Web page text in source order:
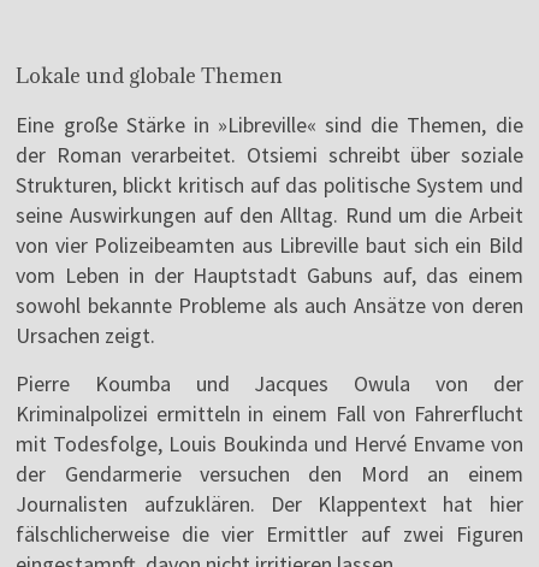
Lokale und globale Themen
Eine große Stärke in »Libreville« sind die Themen, die
der Roman verarbeitet. Otsiemi schreibt über soziale
Strukturen, blickt kritisch auf das politische System und
seine Auswirkungen auf den Alltag. Rund um die Arbeit
von vier Polizeibeamten aus Libreville baut sich ein Bild
vom Leben in der Hauptstadt Gabuns auf, das einem
sowohl bekannte Probleme als auch Ansätze von deren
Ursachen zeigt.
Pierre Koumba und Jacques Owula von der
Kriminalpolizei ermitteln in einem Fall von Fahrerflucht
mit Todesfolge, Louis Boukinda und Hervé Envame von
der Gendarmerie versuchen den Mord an einem
Journalisten aufzuklären. Der Klappentext hat hier
fälschlicherweise die vier Ermittler auf zwei Figuren